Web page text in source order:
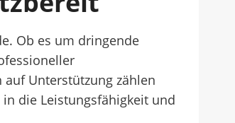
Ob es um dringende
Unterstützung zählen
die Leistungsfähigkeit und